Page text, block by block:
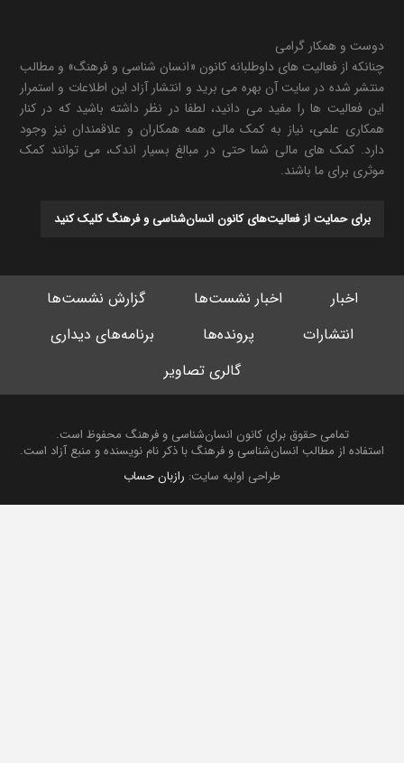
دوست و همکار گرامی
چنانکه از فعالیت های داوطلبانه کانون «انسان شناسی و فرهنگ» و مطالب
منتشر شده در سایت آن بهره می برید و انتشار آزاد این اطلاعات و استمرار
این فعالیت ها را مفید می دانید، لطفا در نظر داشته باشید که در کنار
همکاری علمی، نیاز به کمک مالی همه همکاران و علاقمندان نیز وجود
دارد. کمک های مالی شما حتی در مبالغ بسیار اندک، می توانند کمک
موثری برای ما باشند.
برای حمایت از فعالیت‌های کانون انسان‌شناسی و فرهنگ کلیک کنید
اخبار اخبار نشست‌ها
گزارش نشست‌ها
انتشارات
پرونده‌ها
برنامه‌های دیداری
گالری تصاویر
تمامی حقوق برای کانون انسان‌شناسی و فرهنگ محفوظ است.
استفاده از مطالب انسان‌شناسی و فرهنگ با ذکر نام نویسنده و منبع آزاد است.
طراحی اولیه سایت:رازبان حساب